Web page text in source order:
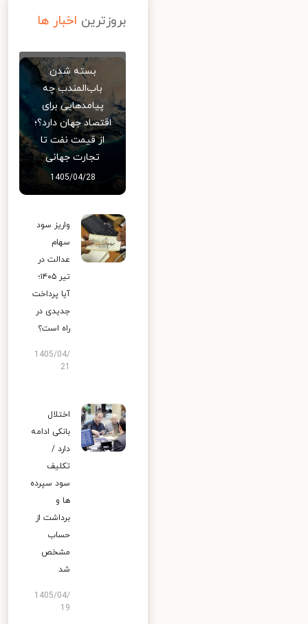
بروزترین اخبار ها
بسته شدن
باب‌المندب چه
پیامدهایی برای
اقتصاد جهان دارد؟؛
از قیمت نفت تا
تجارت جهانی
1405/04/28
واریز سود
سهام
عدالت در
تیر ۱۴۰۵؛
آیا پرداخت
جدیدی در
راه است؟
1405/04/
اختلال
بانکی ادامه
دارد /
تکلیف
سود سپرده
ها و
برداشت از
حساب
مشخص
شد
1405/04/
19